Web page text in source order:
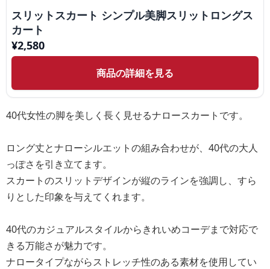
スリットスカート シンプル美脚スリットロングス
カート
¥2,580
商品の詳細を見る
40代女性の脚を美しく長く見せるナロースカートです。
ロング丈とナローシルエットの組み合わせが、40代の大人
っぽさを引き立てます。
スカートのスリットデザインが縦のラインを強調し、すら
りとした印象を与えてくれます。
40代のカジュアルスタイルからきれいめコーデまで対応で
きる万能さが魅力です。
ナロータイプながらストレッチ性のある素材を使用してい